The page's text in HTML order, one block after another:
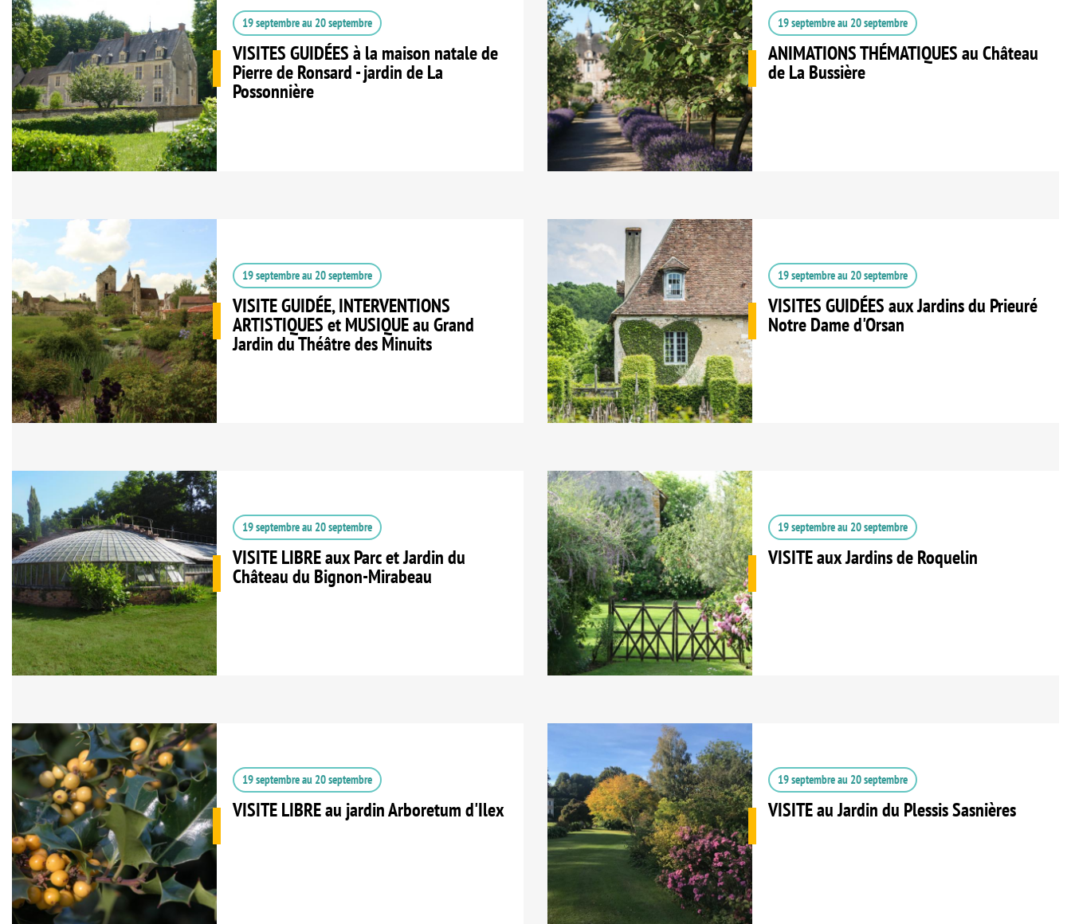
19 septembreau 20 septembre
VISITES GUIDÉES à la maison natale de
Pierre de Ronsard - jardin de La
Possonnière
19 septembreau 20 septembre
ANIMATIONS THÉMATIQUES au Château
de La Bussière
19 septembreau 20 septembre
VISITE GUIDÉE, INTERVENTIONS
ARTISTIQUES et MUSIQUE au Grand
Jardin du Théâtre des Minuits
19 septembreau 20 septembre
VISITES GUIDÉES aux Jardins du Prieuré
Notre Dame d'Orsan
19 septembreau 20 septembre
VISITE LIBRE aux Parc et Jardin du
Château du Bignon-Mirabeau
19 septembreau 20 septembre
VISITE aux Jardins de Roquelin
19 septembreau 20 septembre
VISITE LIBRE au jardin Arboretum d'Ilex
19 septembreau 20 septembre
VISITE au Jardin du Plessis Sasnières